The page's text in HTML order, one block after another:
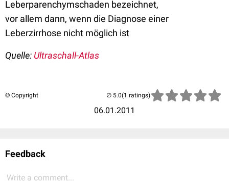
Leberparenchymschaden bezeichnet,
vor allem dann, wenn die Diagnose einer
Leberzirrhose nicht möglich ist
Quelle: Ultraschall-Atlas
© Copyright
06.01.2011
(1 ratings)
Feedback
Write a comment...